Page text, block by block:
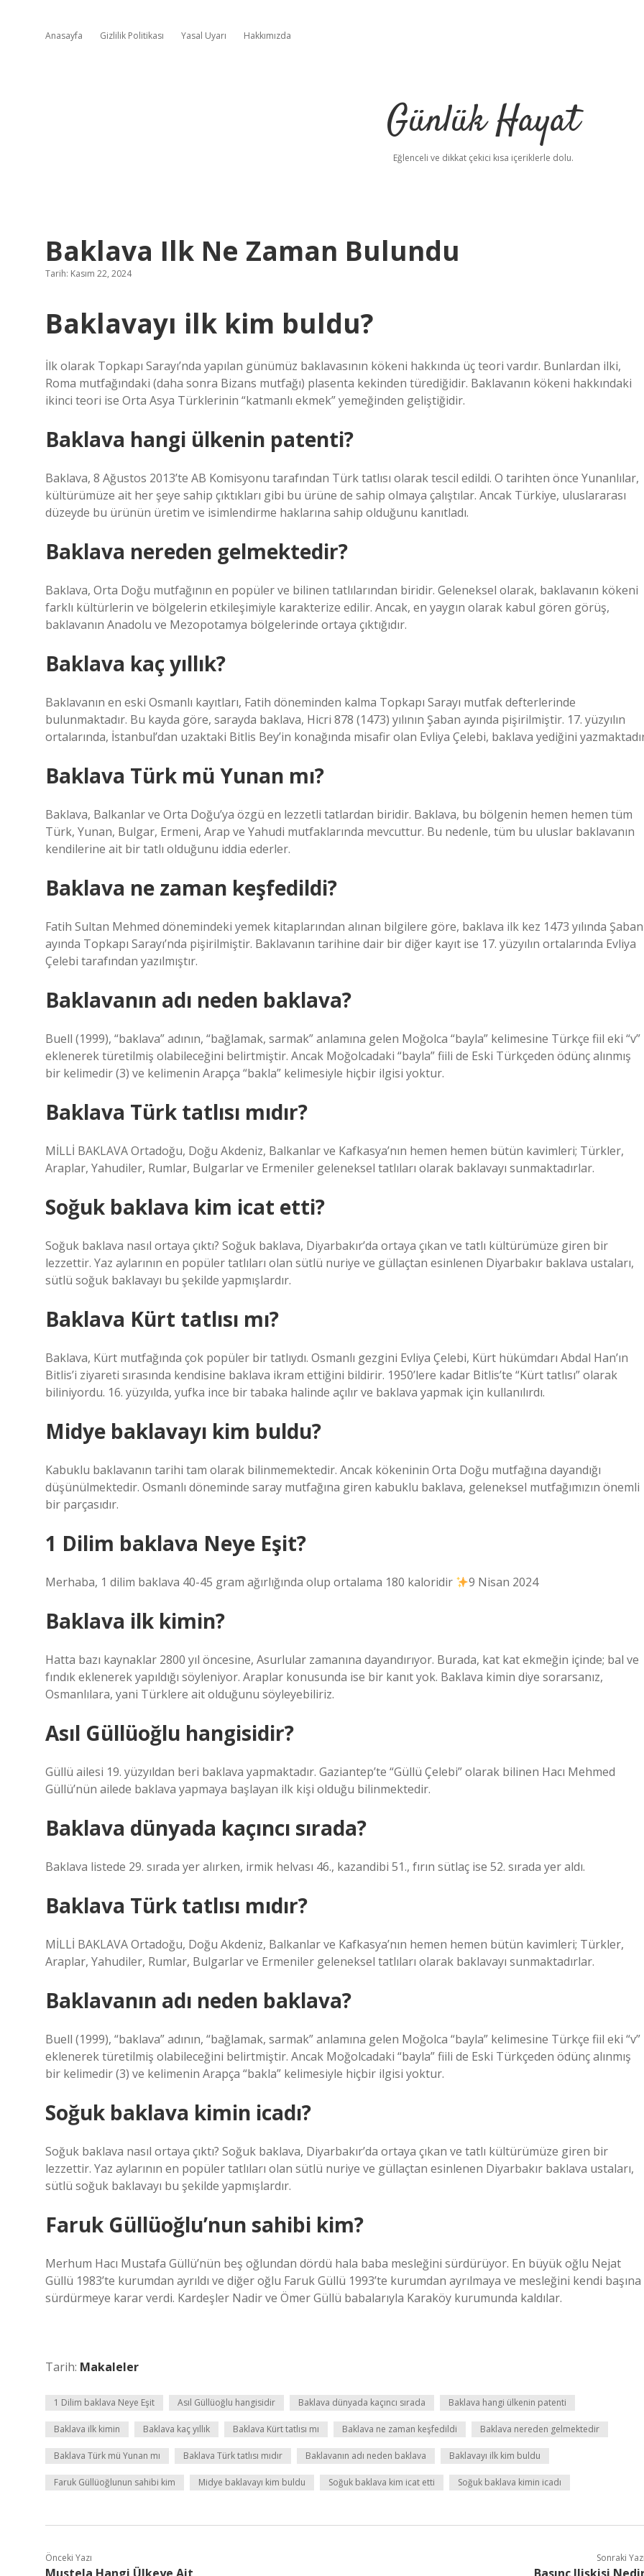
Anasayfa Gizlilik Politikası Yasal Uyarı Hakkımızda
Günlük Hayat
Eğlenceli ve dikkat çekici kısa içeriklerle dolu.
Baklava Ilk Ne Zaman Bulundu
Tarih: Kasım 22, 2024
Baklavayı ilk kim buldu?
İlk olarak Topkapı Sarayı’nda yapılan günümüz baklavasının kökeni hakkında üç teori vardır. Bunlardan ilki,
Roma mutfağındaki (daha sonra Bizans mutfağı) plasenta kekinden türediğidir. Baklavanın kökeni hakkındaki
ikinci teori ise Orta Asya Türklerinin “katmanlı ekmek” yemeğinden geliştiğidir.
Baklava hangi ülkenin patenti?
Baklava, 8 Ağustos 2013’te AB Komisyonu tarafından Türk tatlısı olarak tescil edildi. O tarihten önce Yunanlılar,
kültürümüze ait her şeye sahip çıktıkları gibi bu ürüne de sahip olmaya çalıştılar. Ancak Türkiye, uluslararası
düzeyde bu ürünün üretim ve isimlendirme haklarına sahip olduğunu kanıtladı.
Baklava nereden gelmektedir?
Baklava, Orta Doğu mutfağının en popüler ve bilinen tatlılarından biridir. Geleneksel olarak, baklavanın kökeni
farklı kültürlerin ve bölgelerin etkileşimiyle karakterize edilir. Ancak, en yaygın olarak kabul gören görüş,
baklavanın Anadolu ve Mezopotamya bölgelerinde ortaya çıktığıdır.
Baklava kaç yıllık?
Baklavanın en eski Osmanlı kayıtları, Fatih döneminden kalma Topkapı Sarayı mutfak defterlerinde
bulunmaktadır. Bu kayda göre, sarayda baklava, Hicri 878 (1473) yılının Şaban ayında pişirilmiştir. 17. yüzyılın
ortalarında, İstanbul’dan uzaktaki Bitlis Bey’in konağında misafir olan Evliya Çelebi, baklava yediğini
Baklava Türk mü Yunan mı?
Baklava, Balkanlar ve Orta Doğu’ya özgü en lezzetli tatlardan biridir. Baklava, bu bölgenin hemen hemen tüm
Türk, Yunan, Bulgar, Ermeni, Arap ve Yahudi mutfaklarında mevcuttur. Bu nedenle, tüm bu uluslar baklavanın
kendilerine ait bir tatlı olduğunu iddia ederler.
Baklava ne zaman keşfedildi?
Fatih Sultan Mehmed dönemindeki yemek kitaplarından alınan bilgilere göre, baklava ilk kez 1473 yılında Şaban
ayında Topkapı Sarayı’nda pişirilmiştir. Baklavanın tarihine dair bir diğer kayıt ise 17. yüzyılın ortalarında Evliya
Çelebi tarafından yazılmıştır.
Baklavanın adı neden baklava?
Buell (1999), “baklava” adının, “bağlamak, sarmak” anlamına gelen Moğolca “bayla” kelimesine Türkçe fiil eki “v”
eklenerek türetilmiş olabileceğini belirtmiştir. Ancak Moğolcadaki “bayla” fiili de Eski Türkçeden ödünç alınmış
bir kelimedir (3) ve kelimenin Arapça “bakla” kelimesiyle hiçbir ilgisi yoktur.
Baklava Türk tatlısı mıdır?
MİLLİ BAKLAVA Ortadoğu, Doğu Akdeniz, Balkanlar ve Kafkasya’nın hemen hemen bütün kavimleri; Türkler,
Araplar, Yahudiler, Rumlar, Bulgarlar ve Ermeniler geleneksel tatlıları olarak baklavayı sunmaktadırlar.
Soğuk baklava kim icat etti?
Soğuk baklava nasıl ortaya çıktı? Soğuk baklava, Diyarbakır’da ortaya çıkan ve tatlı kültürümüze giren bir
lezzettir. Yaz aylarının en popüler tatlıları olan sütlü nuriye ve güllaçtan esinlenen Diyarbakır baklava ustaları,
sütlü soğuk baklavayı bu şekilde yapmışlardır.
Baklava Kürt tatlısı mı?
Baklava, Kürt mutfağında çok popüler bir tatlıydı. Osmanlı gezgini Evliya Çelebi, Kürt hükümdarı Abdal Han’ın
Bitlis’i ziyareti sırasında kendisine baklava ikram ettiğini bildirir. 1950’lere kadar Bitlis’te “Kürt tatlısı” olarak
biliniyordu. 16. yüzyılda, yufka ince bir tabaka halinde açılır ve baklava yapmak için kullanılırdı.
Midye baklavayı kim buldu?
Kabuklu baklavanın tarihi tam olarak bilinmemektedir. Ancak kökeninin Orta Doğu mutfağına dayandığı
düşünülmektedir. Osmanlı döneminde saray mutfağına giren kabuklu baklava, geleneksel mutfağımızın önemli
bir parçasıdır.
1 Dilim baklava Neye Eşit?
Merhaba, 1 dilim baklava 40-45 gram ağırlığında olup ortalama 180 kaloridir 9 Nisan 2024
Baklava ilk kimin?
Hatta bazı kaynaklar 2800 yıl öncesine, Asurlular zamanına dayandırıyor. Burada, kat kat ekmeğin içinde; bal ve
fındık eklenerek yapıldığı söyleniyor. Araplar konusunda ise bir kanıt yok. Baklava kimin diye sorarsanız,
Osmanlılara, yani Türklere ait olduğunu söyleyebiliriz.
Asıl Güllüoğlu hangisidir?
Güllü ailesi 19. yüzyıldan beri baklava yapmaktadır. Gaziantep’te “Güllü Çelebi” olarak bilinen Hacı Mehmed
Güllü’nün ailede baklava yapmaya başlayan ilk kişi olduğu bilinmektedir.
Baklava dünyada kaçıncı sırada?
Baklava listede 29. sırada yer alırken, irmik helvası 46., kazandibi 51., fırın sütlaç ise 52. sırada yer aldı.
Baklava Türk tatlısı mıdır?
MİLLİ BAKLAVA Ortadoğu, Doğu Akdeniz, Balkanlar ve Kafkasya’nın hemen hemen bütün kavimleri; Türkler,
Araplar, Yahudiler, Rumlar, Bulgarlar ve Ermeniler geleneksel tatlıları olarak baklavayı sunmaktadırlar.
Baklavanın adı neden baklava?
Buell (1999), “baklava” adının, “bağlamak, sarmak” anlamına gelen Moğolca “bayla” kelimesine Türkçe fiil eki “v”
eklenerek türetilmiş olabileceğini belirtmiştir. Ancak Moğolcadaki “bayla” fiili de Eski Türkçeden ödünç alınmış
bir kelimedir (3) ve kelimenin Arapça “bakla” kelimesiyle hiçbir ilgisi yoktur.
Soğuk baklava kimin icadı?
Soğuk baklava nasıl ortaya çıktı? Soğuk baklava, Diyarbakır’da ortaya çıkan ve tatlı kültürümüze giren bir
lezzettir. Yaz aylarının en popüler tatlıları olan sütlü nuriye ve güllaçtan esinlenen Diyarbakır baklava ustaları,
sütlü soğuk baklavayı bu şekilde yapmışlardır.
Faruk Güllüoğlu’nun sahibi kim?
Merhum Hacı Mustafa Güllü’nün beş oğlundan dördü hala baba mesleğini sürdürüyor. En büyük oğlu Nejat
Güllü 1983’te kurumdan ayrıldı ve diğer oğlu Faruk Güllü 1993’te kurumdan ayrılmaya ve mesleğini kendi başına
sürdürmeye karar verdi. Kardeşler Nadir ve Ömer Güllü babalarıyla Karaköy kurumunda kaldılar.
Tarih: Makaleler
1 Dilim baklava Neye Eşit Asıl Güllüoğlu hangisidir Baklava dünyada kaçıncı sırada Baklava hangi ülkenin patenti
Baklava ilk kimin Baklava kaç yıllık Baklava Kürt tatlısı mı Baklava ne zaman keşfedildi Baklava nereden gelmektedir
Baklava Türk mü Yunan mı Baklava Türk tatlısı mıdır Baklavanın adı neden baklava Baklavayı ilk kim buldu
Faruk Güllüoğlunun sahibi kim Midye baklavayı kim buldu Soğuk baklava kim icat etti Soğuk baklava kimin icadı
Önceki Yazı Sonraki Yazı